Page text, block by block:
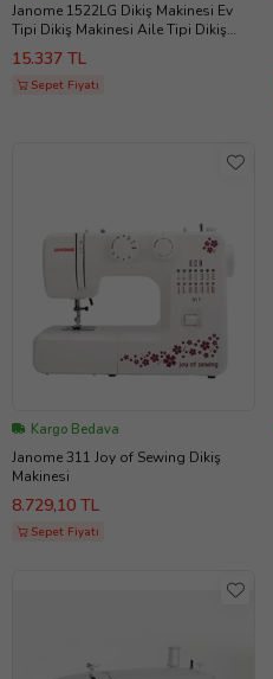
Janome 1522LG Dikiş Makinesi Ev
Tipi Dikiş Makinesi Aile Tipi Dikiş
Makinesi 23 Adet Değişik Dekoratif
15.337 TL
Sepet Fiyatı
Kargo Bedava
Janome 311 Joy of Sewing Dikiş
Makinesi
8.729,10 TL
Sepet Fiyatı